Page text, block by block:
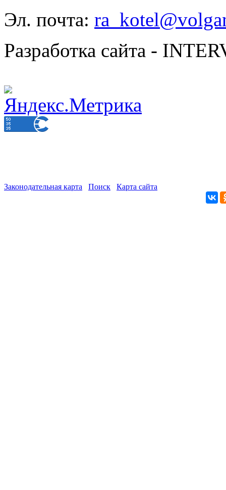
Эл. почта:
Разработка сайта -
Законодательная карта Поиск Карта сайта